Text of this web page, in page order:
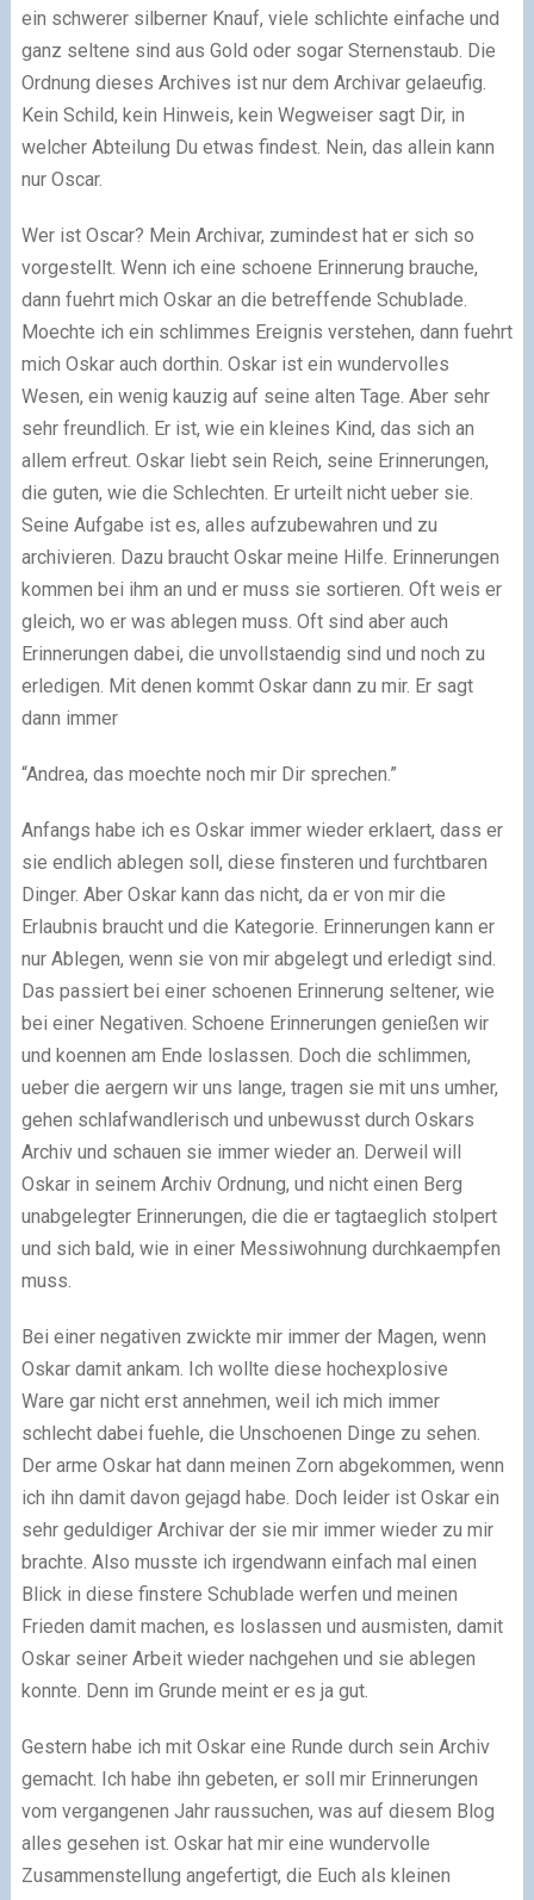
ein schwerer silberner Knauf, viele schlichte einfache und
ganz seltene sind aus Gold oder sogar Sternenstaub. Die
Ordnung dieses Archives ist nur dem Archivar gelaeufig.
Kein Schild, kein Hinweis, kein Wegweiser sagt Dir, in
welcher Abteilung Du etwas findest. Nein, das allein kann
nur Oscar.
Wer ist Oscar? Mein Archivar, zumindest hat er sich so
vorgestellt. Wenn ich eine schoene Erinnerung brauche,
dann fuehrt mich Oskar an die betreffende Schublade.
Moechte ich ein schlimmes Ereignis verstehen, dann fuehrt
mich Oskar auch dorthin. Oskar ist ein wundervolles
Wesen, ein wenig kauzig auf seine alten Tage. Aber sehr
sehr freundlich. Er ist, wie ein kleines Kind, das sich an
allem erfreut. Oskar liebt sein Reich, seine Erinnerungen,
die guten, wie die Schlechten. Er urteilt nicht ueber sie.
Seine Aufgabe ist es, alles aufzubewahren und zu
archivieren. Dazu braucht Oskar meine Hilfe. Erinnerungen
kommen bei ihm an und er muss sie sortieren. Oft weis er
gleich, wo er was ablegen muss. Oft sind aber auch
Erinnerungen dabei, die unvollstaendig sind und noch zu
erledigen. Mit denen kommt Oskar dann zu mir. Er sagt
dann immer
“Andrea, das moechte noch mir Dir sprechen.”
Anfangs habe ich es Oskar immer wieder erklaert, dass er
sie endlich ablegen soll, diese finsteren und furchtbaren
Dinger. Aber Oskar kann das nicht, da er von mir die
Erlaubnis braucht und die Kategorie. Erinnerungen kann er
nur Ablegen, wenn sie von mir abgelegt und erledigt sind.
Das passiert bei einer schoenen Erinnerung seltener, wie
bei einer Negativen. Schoene Erinnerungen genießen wir
und koennen am Ende loslassen. Doch die schlimmen,
ueber die aergern wir uns lange, tragen sie mit uns umher,
gehen schlafwandlerisch und unbewusst durch Oskars
Archiv und schauen sie immer wieder an. Derweil will
Oskar in seinem Archiv Ordnung, und nicht einen Berg
unabgelegter Erinnerungen, die die er tagtaeglich stolpert
und sich bald, wie in einer Messiwohnung durchkaempfen
muss.
Bei einer negativen zwickte mir immer der Magen, wenn
Oskar damit ankam. Ich wollte diese hochexplosive
Ware gar nicht erst annehmen, weil ich mich immer
schlecht dabei fuehle, die Unschoenen Dinge zu sehen.
Der arme Oskar hat dann meinen Zorn abgekommen, wenn
ich ihn damit davon gejagd habe. Doch leider ist Oskar ein
sehr geduldiger Archivar der sie mir immer wieder zu mir
brachte. Also musste ich irgendwann einfach mal einen
Blick in diese finstere Schublade werfen und meinen
Frieden damit machen, es loslassen und ausmisten, damit
Oskar seiner Arbeit wieder nachgehen und sie ablegen
konnte. Denn im Grunde meint er es ja gut.
Gestern habe ich mit Oskar eine Runde durch sein Archiv
gemacht. Ich habe ihn gebeten, er soll mir Erinnerungen
vom vergangenen Jahr raussuchen, was auf diesem Blog
alles gesehen ist. Oskar hat mir eine wundervolle
Zusammenstellung angefertigt, die Euch als kleinen